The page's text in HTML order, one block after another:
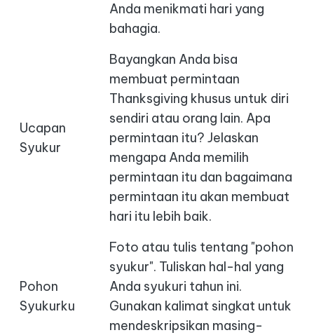
Anda menikmati hari yang
bahagia.
Ucapan
Syukur
Bayangkan Anda bisa
membuat permintaan
Thanksgiving khusus untuk diri
sendiri atau orang lain. Apa
permintaan itu? Jelaskan
mengapa Anda memilih
permintaan itu dan bagaimana
permintaan itu akan membuat
hari itu lebih baik.
Pohon
Syukurku
Foto atau tulis tentang "pohon
syukur". Tuliskan hal-hal yang
Anda syukuri tahun ini.
Gunakan kalimat singkat untuk
mendeskripsikan masing-